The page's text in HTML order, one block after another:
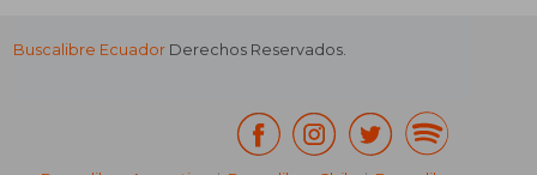
Buscalibre Ecuador Derechos Reservados.